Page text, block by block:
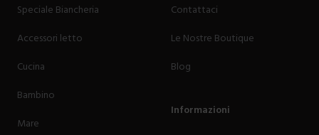
Speciale Biancheria
Accessori letto
Cucina
Bambino
Mare
Contattaci
Le Nostre Boutique
Blog
Informazioni